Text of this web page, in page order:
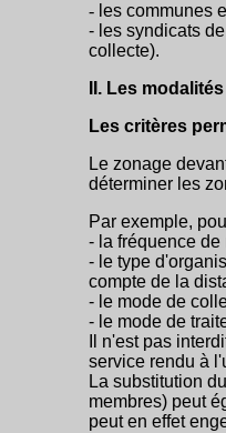
- les communes
- les syndicats
collecte).
II. Les
Les critères
Le zonage
déterminer les
Par exemple,
- la fréquence de
- le type
compte de la
- le mode de
- le mode de
Il n'est pas
service rendu à
La substitution
membres) peut
peut en effet